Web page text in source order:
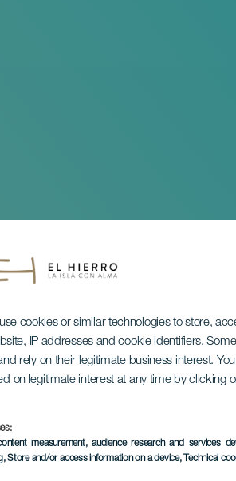
use cookies or similar technologies to store,
IP addresses and cookie identifiers.
rely on their legitimate business interest.
on legitimate interest at any time by clicking
measurement, audience research and services
, Store and/or access information on a device, Technical